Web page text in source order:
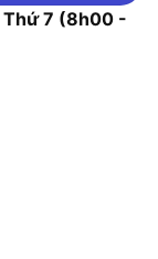
Thứ 7 (8h00 -